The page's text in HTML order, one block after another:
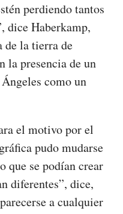
perdiendo tantos
dice Haberkamp,
de la tierra de
la presencia de un
como un
el motivo por el
pudo mudarse
que se podían crear
diferentes”, dice,
a cualquier